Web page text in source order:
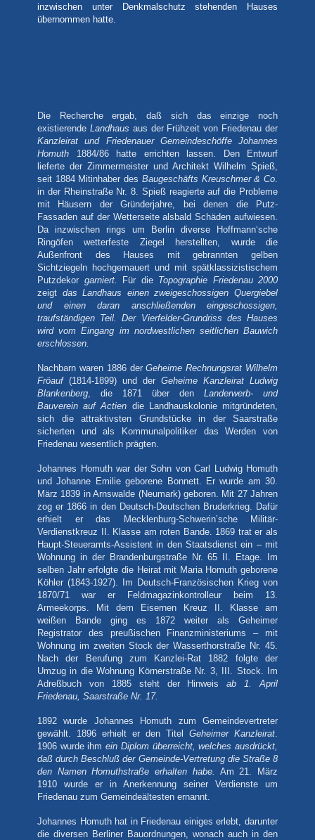
inzwischen unter Denkmalschutz stehenden Hauses
übernommen hatte.
Die Recherche ergab, daß sich das einzige noch
existierende Landhaus aus der Frühzeit von Friedenau der
Kanzleirat und Friedenauer Gemeindeschöffe Johannes
Homuth 1884/86 hatte errichten lassen. Den Entwurf
lieferte der Zimmermeister und Architekt Wilhelm Spieß,
seit 1884 Mitinhaber des Baugeschäfts Kreuschmer & Co
in der Rheinstraße Nr. 8. Spieß reagierte auf die Probleme
mit Häusern der Gründerjahre, bei denen die Putz-
Fassaden auf der Wetterseite alsbald Schäden aufwiesen.
Da inzwischen rings um Berlin diverse Hoffmann‘sche
Ringöfen wetterfeste Ziegel herstellten, wurde die
Außenfront des Hauses mit gebrannten gelben
Sichtziegeln hochgemauert und mit spätklassizistischem
Putzdekor garniert. Für die Topographie Friedenau 2000
zeigt das Landhaus einen zweigeschossigen Quergiebel
und einen daran anschließenden eingeschossigen,
traufständigen Teil. Der Vierfelder-Grundriss des Hauses
wird vom Eingang im nordwestlichen seitlichen Bauwich
erschlossen.
Nachbarn waren 1886 derGeheime Rechnungsrat Wilhelm
Fröauf(1814-1899) und der Geheime Kanzleirat Ludwig
Blankenberg , die 1871 über den Landerwerb- und
Bauverein auf Actien die Landhauskolonie mitgründeten,
sich die attraktivsten Grundstücke in der Saarstraße
sicherten und als Kommunalpolitiker das Werden von
Friedenau wesentlich prägten.
Johannes Homuth war der Sohn von Carl Ludwig Homuth
und Johanne Emilie geborene Bonnett. Er wurde am 30.
März 1839 in Arnswalde (Neumark) geboren. Mit 27 Jahren
zog er 1866 in den Deutsch-Deutschen Bruderkrieg. Dafür
erhielt er das Mecklenburg-Schwerin’sche Militär-
Verdienstkreuz II. Klasse am roten Bande. 1869 trat er als
Haupt-Steueramts-Assistent in den Staatsdienst ein – mit
Wohnung in der Brandenburgstraße Nr. 65 II. Etage. Im
selben Jahr erfolgte die Heirat mit Maria Homuth geborene
Köhler (1843-1927). Im Deutsch-Französischen Krieg von
1870/71 war er Feldmagazinkontrolleur beim 13.
Armeekorps. Mit dem Eisernen Kreuz II. Klasse am
weißen Bande ging es 1872 weiter als Geheimer
Registrator des preußischen Finanzministeriums – mit
Wohnung im zweiten Stock der Wasserthorstraße Nr. 45.
Nach der Berufung zum Kanzlei-Rat 1882 folgte der
Umzug in die Wohnung Körnerstraße Nr. 3, III. Stock. Im
Adreßbuch von 1885 steht der Hinweisab 1. April
Friedenau, Saarstraße Nr. 17.
1892 wurde Johannes Homuth zum Gemeindevertreter
gewählt. 1896 erhielt er den Titel Geheimer Kanzleirat
1906 wurde ihmein Diplom überreicht, welches ausdrückt,
daß durch Beschluß der Gemeinde-Vertretung die Straße 8
den Namen Homuthstraße erhalten habe.
Am 21. März
1910 wurde er in Anerkennung seiner Verdienste um
Friedenau zum Gemeindeältesten ernannt.
Johannes Homuth hat in Friedenau einiges erlebt, darunter
die diversen Berliner Bauordnungen, wonach auch in den